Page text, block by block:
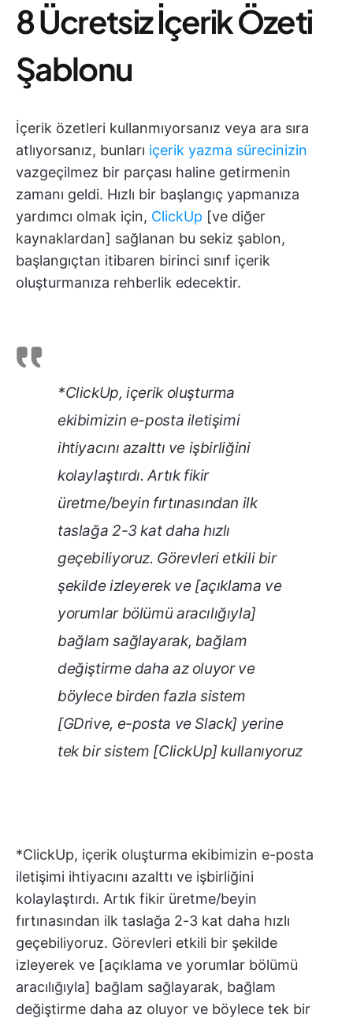
8 Ücretsiz İçerik Özeti
Şablonu
İçerik özetleri kullanmıyorsanız veya ara sıra
atlıyorsanız, bunları içerik yazma sürecinizin
vazgeçilmez bir parçası haline getirmenin
zamanı geldi. Hızlı bir başlangıç yapmanıza
yardımcı olmak için, ClickUp [ve diğer
kaynaklardan] sağlanan bu sekiz şablon,
başlangıçtan itibaren birinci sınıf içerik
oluşturmanıza rehberlik edecektir.
*ClickUp, içerik oluşturma
ekibimizin e-posta iletişimi
ihtiyacını azalttı ve işbirliğini
kolaylaştırdı. Artık fikir
üretme/beyin fırtınasından ilk
taslağa 2-3 kat daha hızlı
geçebiliyoruz. Görevleri etkili bir
şekilde izleyerek ve [açıklama ve
yorumlar bölümü aracılığıyla]
bağlam sağlayarak, bağlam
değiştirme daha az oluyor ve
böylece birden fazla sistem
[GDrive, e-posta ve Slack] yerine
tek bir sistem [ClickUp] kullanıyoruz
*ClickUp, içerik oluşturma ekibimizin e-posta
iletişimi ihtiyacını azalttı ve işbirliğini
kolaylaştırdı. Artık fikir üretme/beyin
fırtınasından ilk taslağa 2-3 kat daha hızlı
geçebiliyoruz. Görevleri etkili bir şekilde
izleyerek ve [açıklama ve yorumlar bölümü
aracılığıyla] bağlam sağlayarak, bağlam
değiştirme daha az oluyor ve böylece tek bir